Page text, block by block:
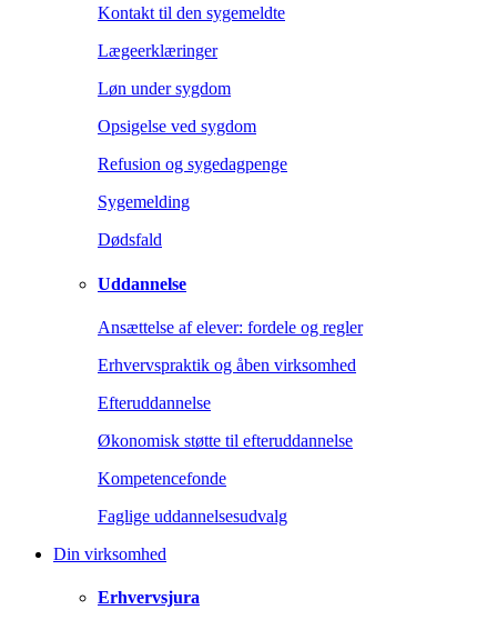
Kontakt til den sygemeldte
Lægeerklæringer
Løn under sygdom
Opsigelse ved sygdom
Refusion og sygedagpenge
Sygemelding
Dødsfald
Uddannelse
Ansættelse af elever: fordele og regler
Erhvervspraktik og åben virksomhed
Efteruddannelse
Økonomisk støtte til efteruddannelse
Kompetencefonde
Faglige uddannelsesudvalg
Din virksomhed
Erhvervsjura